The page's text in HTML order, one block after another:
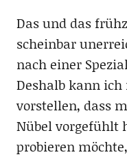
Das und das
scheinbar
nach einer
Deshalb kann
vorstellen, dass
Nübel vorgefühlt
probieren